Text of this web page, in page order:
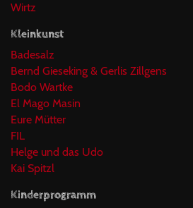
Wirtz
Kleinkunst
Badesalz
Bernd Gieseking & Gerlis Zillgens
Bodo Wartke
El Mago Masin
Eure Mütter
FIL
Helge und das Udo
Kai Spitzl
Kinderprogramm